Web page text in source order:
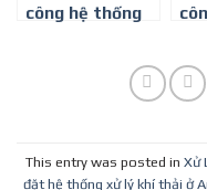
công hệ thống
This entry was posted in Xử
đặt hệ thống xử lý khí thải ở